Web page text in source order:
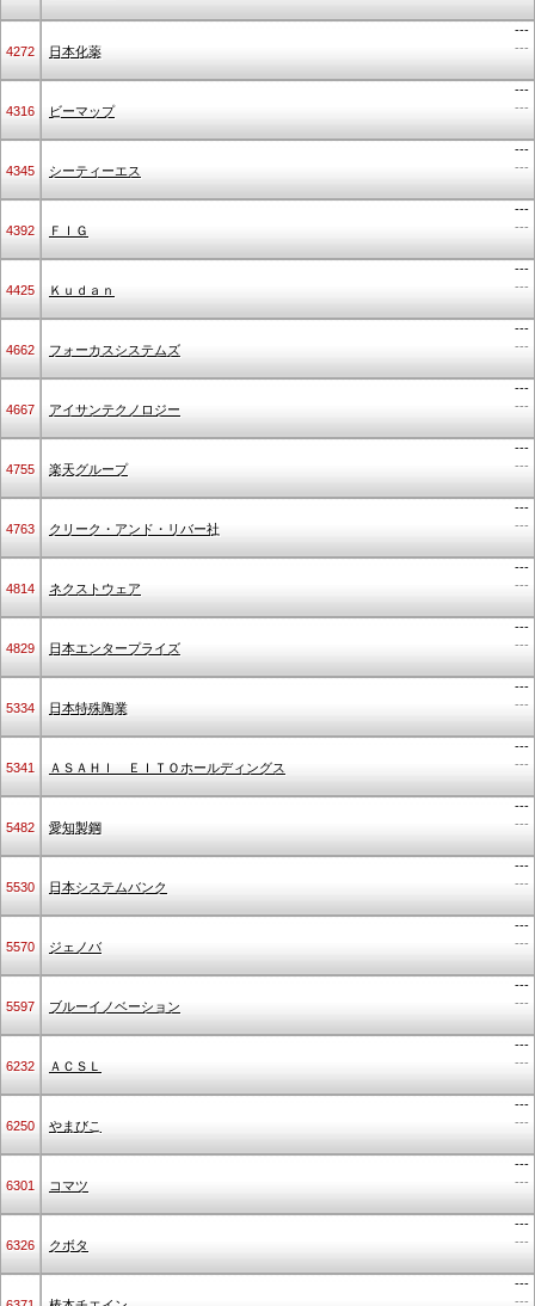
4272 日本化薬
---
---
4316 ビーマップ
---
---
4345 シーティーエス
---
---
4392 ＦＩＧ
---
---
4425 Ｋｕｄａｎ
---
---
4662 フォーカスシステムズ
---
---
4667 アイサンテクノロジー
---
---
4755 楽天グループ
---
---
4763 クリーク・アンド・リバー社
---
---
4814 ネクストウェア
---
---
4829 日本エンタープライズ
---
---
5334 日本特殊陶業
---
---
5341 ＡＳＡＨＩ ＥＩＴＯホールディングス
---
---
5482 愛知製鋼
---
---
5530 日本システムバンク
---
---
5570 ジェノバ
---
---
5597 ブルーイノベーション
---
---
6232 ＡＣＳＬ
---
---
6250 やまびこ
---
---
6301 コマツ
---
---
6326 クボタ
---
---
---
---